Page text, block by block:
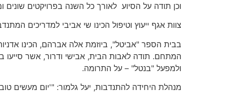
וכן תודה על הסיוע לאורך כל השנה בפרויקטים שונים
צוות אגף ייעוץ וטיפול הכינו שי אביבי למדריכים
בבית הספר "אביטל", ביוזמת אלה אברהם, הכינו
המתחם. תודה לאבות הבית, אבישי ודרור, אשר סייעו
ולמפעל "בנטל" – על התרומה.
מנהלת היחידה להתנדבות, יעל גלמור: "'יום מעשים